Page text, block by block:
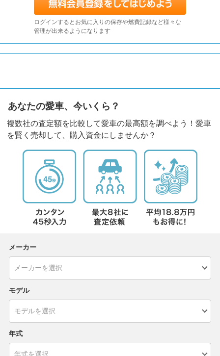
ログインするとお気に入りの保存や燃費記録など様々な
管理が出来るようになります
あなたの愛車、今いくら？
複数社の査定額を比較して愛車の最高額を調べよう！愛車
を賢く売却して、購入資金にしませんか？
メーカー
モデル
年式